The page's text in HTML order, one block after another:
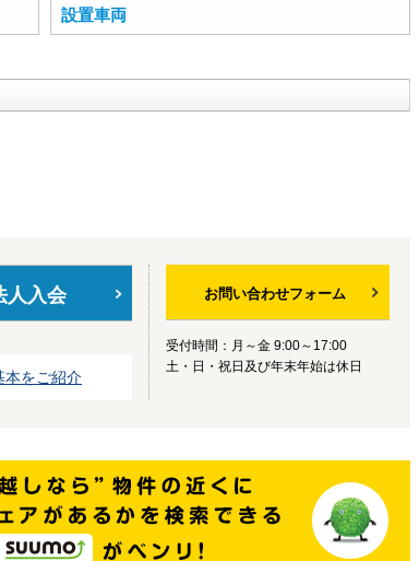
設置車両
人入会
本をご紹介
お問い合わせフォーム
受付時間：月～金 9:00～17:00
土・日・祝日及び年末年始は休日